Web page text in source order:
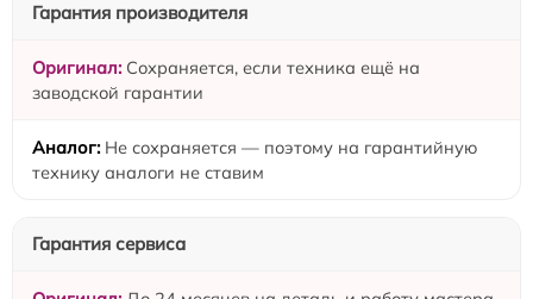
Гарантия производителя
Сохраняется, если техника ещё на
заводской гарантии
Не сохраняется — поэтому на гарантийную
технику аналоги не ставим
Гарантия сервиса